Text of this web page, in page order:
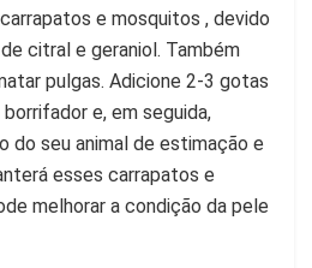
e mosquitos , devido
citral e geraniol. Também
pulgas. Adicione 2-3 gotas
e, em seguida,
do seu animal de estimação e
esses carrapatos e
melhorar a condição da pele